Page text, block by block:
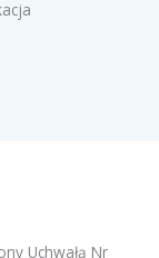
Uchwałą Nr